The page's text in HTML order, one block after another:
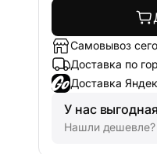
Самовывоз
Доставка по
Доставка
У нас
Нашли